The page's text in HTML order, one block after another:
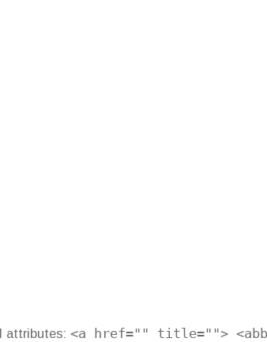
attributes: <a href="" title="">